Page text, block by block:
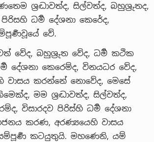
ශ්‍රද්‍ධාවත්ද, සිල්වත්ද, බහුශ්‍රුතද,
ධර්‍ම දේශනා කෙරේද,
වේ.
වේද, බහුශ්‍රුත වේද, ධර්‍ම කථික
දේශනා කෙරෙම්ද, විනයධර වේද,
වාසය කරන්නේ නොවේද, මෙසේ
මම ශ්‍රද්‍ධාවත්ද, සිල්වත්ද,
විසාරදව පිරිස්හි ධර්‍ම දේශනා
කරණ, අරණ්‍යයෙහි වාසය
කටයුතුයි. මහණෙනි, යම්